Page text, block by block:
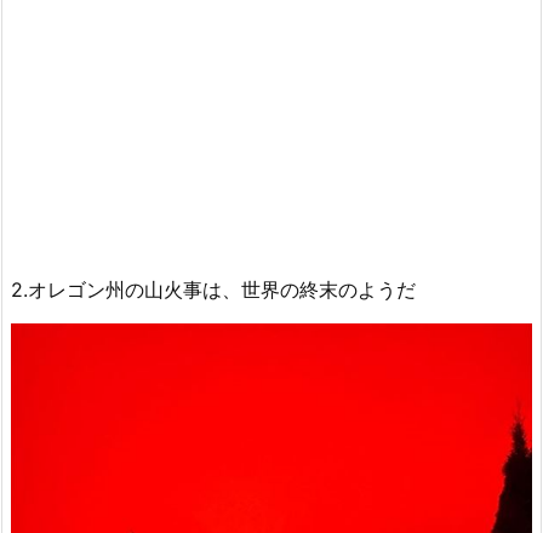
2.オレゴン州の山火事は、世界の終末のようだ